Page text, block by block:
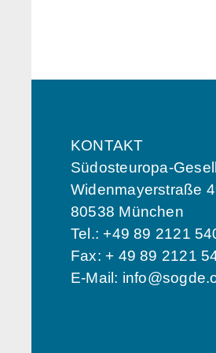
KONTAKT
Südosteuropa-
Widenmayerstraße
80538 München
Tel.: +49 89 2121
Fax: + 49 89 2121
E-Mail: